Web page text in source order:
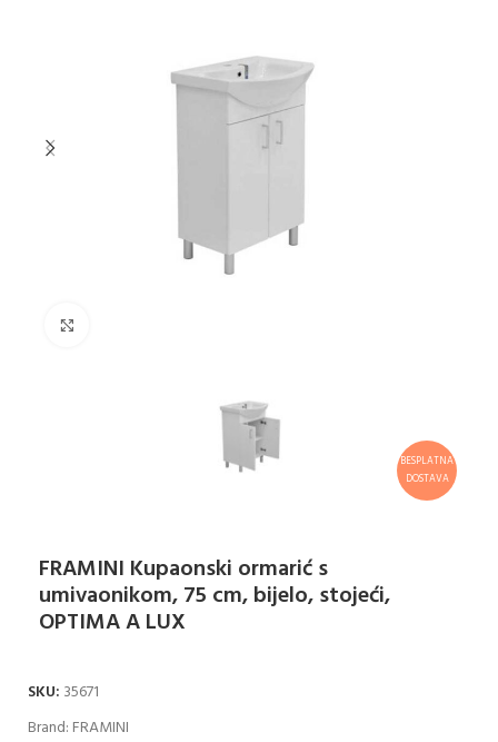
BESPLATNA
DOSTAVA
FRAMINI Kupaonski ormarić s
umivaonikom, 75 cm, bijelo, stojeći,
OPTIMA A LUX
SKU: 35671
Brand: FRAMINI